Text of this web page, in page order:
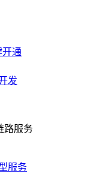
开通
发
路服务
服务